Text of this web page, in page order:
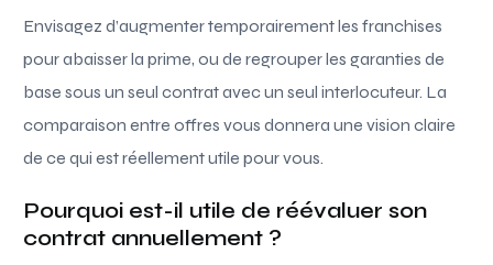
Envisagez d’augmenter temporairement les franchises
pour abaisser la prime, ou de regrouper les garanties de
base sous un seul contrat avec un seul interlocuteur. La
comparaison entre offres vous donnera une vision claire
de ce qui est réellement utile pour vous.
Pourquoi est-il utile de réévaluer son
contrat annuellement ?